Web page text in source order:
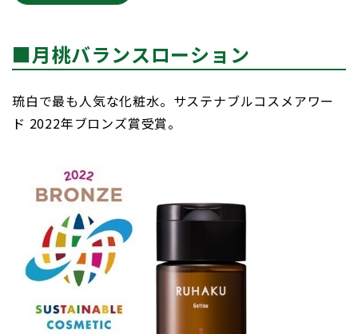
■月桃バランスローション
琉白で最も人気な化粧水。サステナブルコスメアワー
ド 2022年ブロンズ賞受賞。